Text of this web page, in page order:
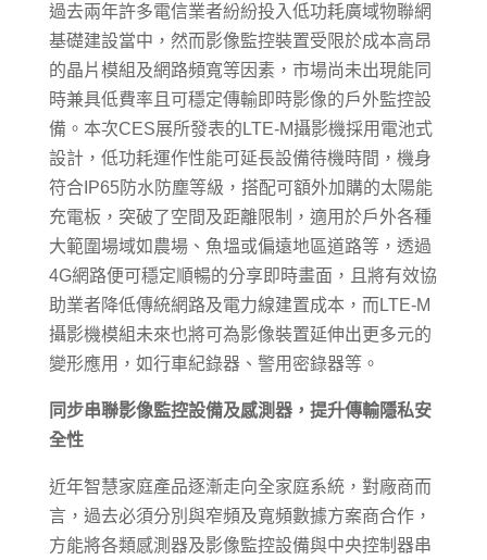
過去兩年許多電信業者紛紛投入低功耗廣域物聯網
基礎建設當中，然而影像監控裝置受限於成本高昂
的晶片模組及網路頻寬等因素，市場尚未出現能同
時兼具低費率且可穩定傳輸即時影像的戶外監控設
備。本次CES展所發表的LTE-M攝影機採用電池式
設計，低功耗運作性能可延長設備待機時間，機身
符合IP65防水防塵等級，搭配可額外加購的太陽能
充電板，突破了空間及距離限制，適用於戶外各種
大範圍場域如農場、魚塭或偏遠地區道路等，透過
4G網路便可穩定順暢的分享即時畫面，且將有效協
助業者降低傳統網路及電力線建置成本，而LTE-M
攝影機模組未來也將可為影像裝置延伸出更多元的
變形應用，如行車紀錄器、警用密錄器等。
同步串聯影像監控設備及感測器，提升傳輸隱私安
全性
近年智慧家庭產品逐漸走向全家庭系統，對廠商而
言，過去必須分別與窄頻及寬頻數據方案商合作，
方能將各類感測器及影像監控設備與中央控制器串